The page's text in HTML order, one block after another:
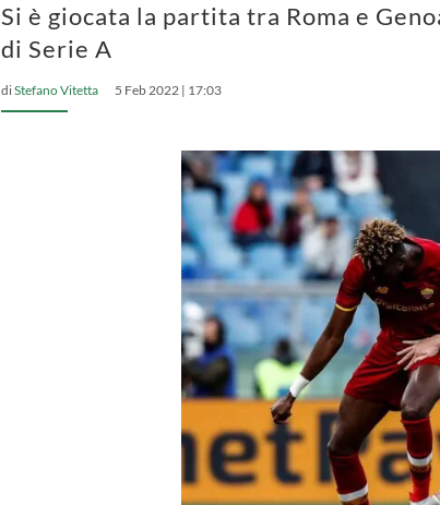
Si è giocata la partita tra Roma e
di Serie A
diStefano Vitetta 5 Feb 2022 | 17:03